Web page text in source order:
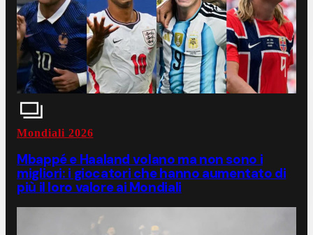
Mondiali 2026
Mbappé e Haaland volano ma non sono i
migliori: i giocatori che hanno aumentato di
più il loro valore ai Mondiali